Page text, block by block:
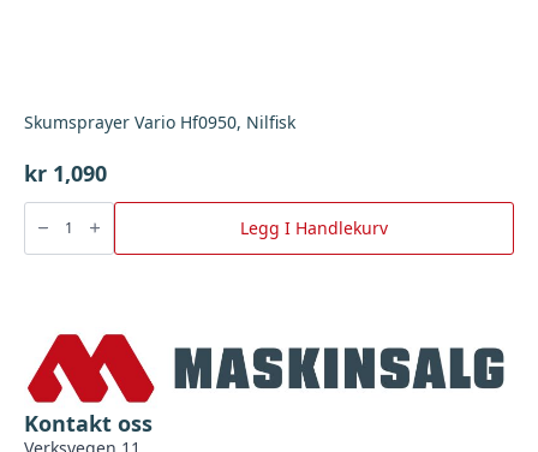
Skumsprayer Vario Hf0950, Nilfisk
kr 1,090
Skumsprayer
Hf0950,
Nilfisk
Legg I Handlekurv
Kontakt oss